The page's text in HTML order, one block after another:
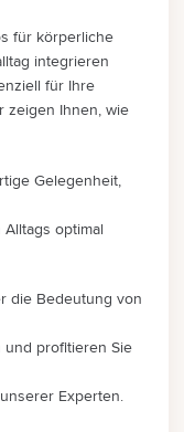
für körperliche
integrieren
für Ihre
zeigen Ihnen, wie
Gelegenheit,
optimal
die Bedeutung von
profitieren Sie
Experten.